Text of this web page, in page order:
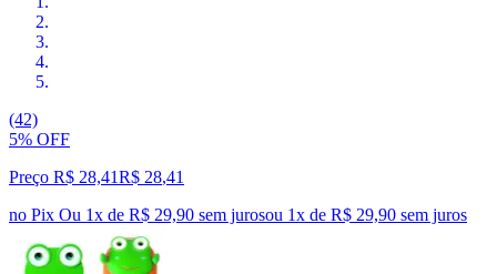
(42)
5% OFF
Preço R$ 28,41R$ 28,41
no Pix Ou 1x de R$ 29,90 sem jurosou 1x de R$ 29,90 sem juros